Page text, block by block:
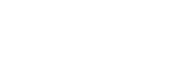
Each bedroom thoughtfully